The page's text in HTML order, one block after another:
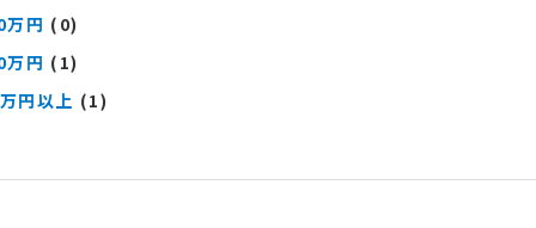
円 (0)
円 (1)
円以上 (1)